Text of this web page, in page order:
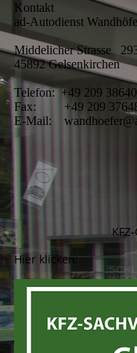
Kontakt
ad-Autodienst
Middelicher Strasse
45892 Gelsenkirchen
Telefon: +49 209
Fax: +49 209
E-Mail:
Hier klicken: